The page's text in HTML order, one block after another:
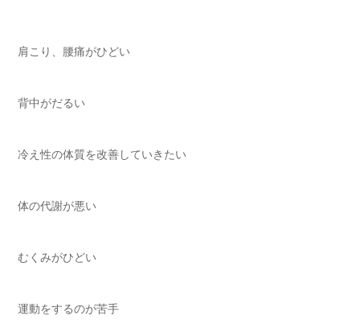
肩こり、腰痛がひどい
背中がだるい
冷え性の体質を改善していきたい
体の代謝が悪い
むくみがひどい
運動をするのが苦手